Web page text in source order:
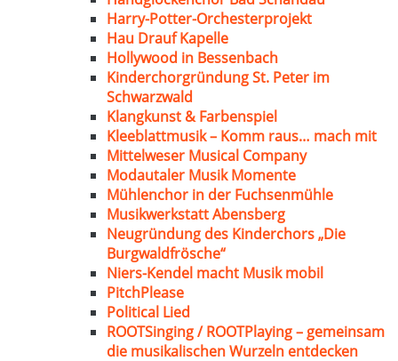
Harry-Potter-Orchesterprojekt
Hau Drauf Kapelle
Hollywood in Bessenbach
Kinderchorgründung St. Peter im
Schwarzwald
Klangkunst & Farbenspiel
Kleeblattmusik – Komm raus… mach mit
Mittelweser Musical Company
Modautaler Musik Momente
Mühlenchor in der Fuchsenmühle
Musikwerkstatt Abensberg
Neugründung des Kinderchors „Die
Burgwaldfrösche“
Niers-Kendel macht Musik mobil
PitchPlease
Political Lied
ROOTSinging / ROOTPlaying – gemeinsam
die musikalischen Wurzeln entdecken